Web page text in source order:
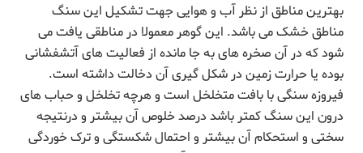
بهترین مناطق از نظر آب و هوایی جهت تشکیل این سنگ
مناطق خشک می باشد. این گوهر معمولا در مناطقی یافت می
شود که در آن صخره های به جا مانده از فعالیت های آتشفشانی
بوده یا حرارت زمین در شکل گیری آن دخالت داشته است.
فیروزه سنگی با بافت متخلخل است و هرچه تخلخل و حباب های
درون این سنگ کمتر باشد درصد خلوص آن بیشتر و درنتیجه
سختی و استحکام آن بیشتر و احتمال شکستگی و ترک خوردگی